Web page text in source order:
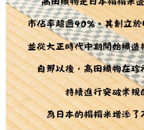
【注意事項】
１．透過由恩沛科技股份有限公司提供之
易，需依本服務之必要範圍內提供個人資
權轉讓予恩沛科技股份有限公司。
２．關於個人資料處理事宜，請瀏覽以下
https://aftee.tw/terms/#terms3
３．未成年的使用者請事先徵得法定代
「AFTEE先享後付」，若未經同意申辦者
任。
４．使用「AFTEE先享後付」時，將依
時審查核予不同之上限額度；若仍有額度
請求用戶進行身份認證。